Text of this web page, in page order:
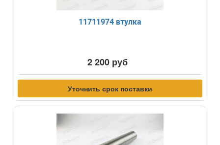
11711974 втулка
2 200 руб
Уточнить срок поставки